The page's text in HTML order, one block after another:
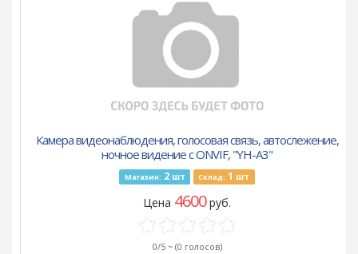
Камера видеонаблюдения, голосовая связь, автослежение,
ночное видение с ONVIF, "YH-A3"
Магазин: 2шт Склад: 1 шт
Цена 4600руб.
0/5 ~ (0 голосов)